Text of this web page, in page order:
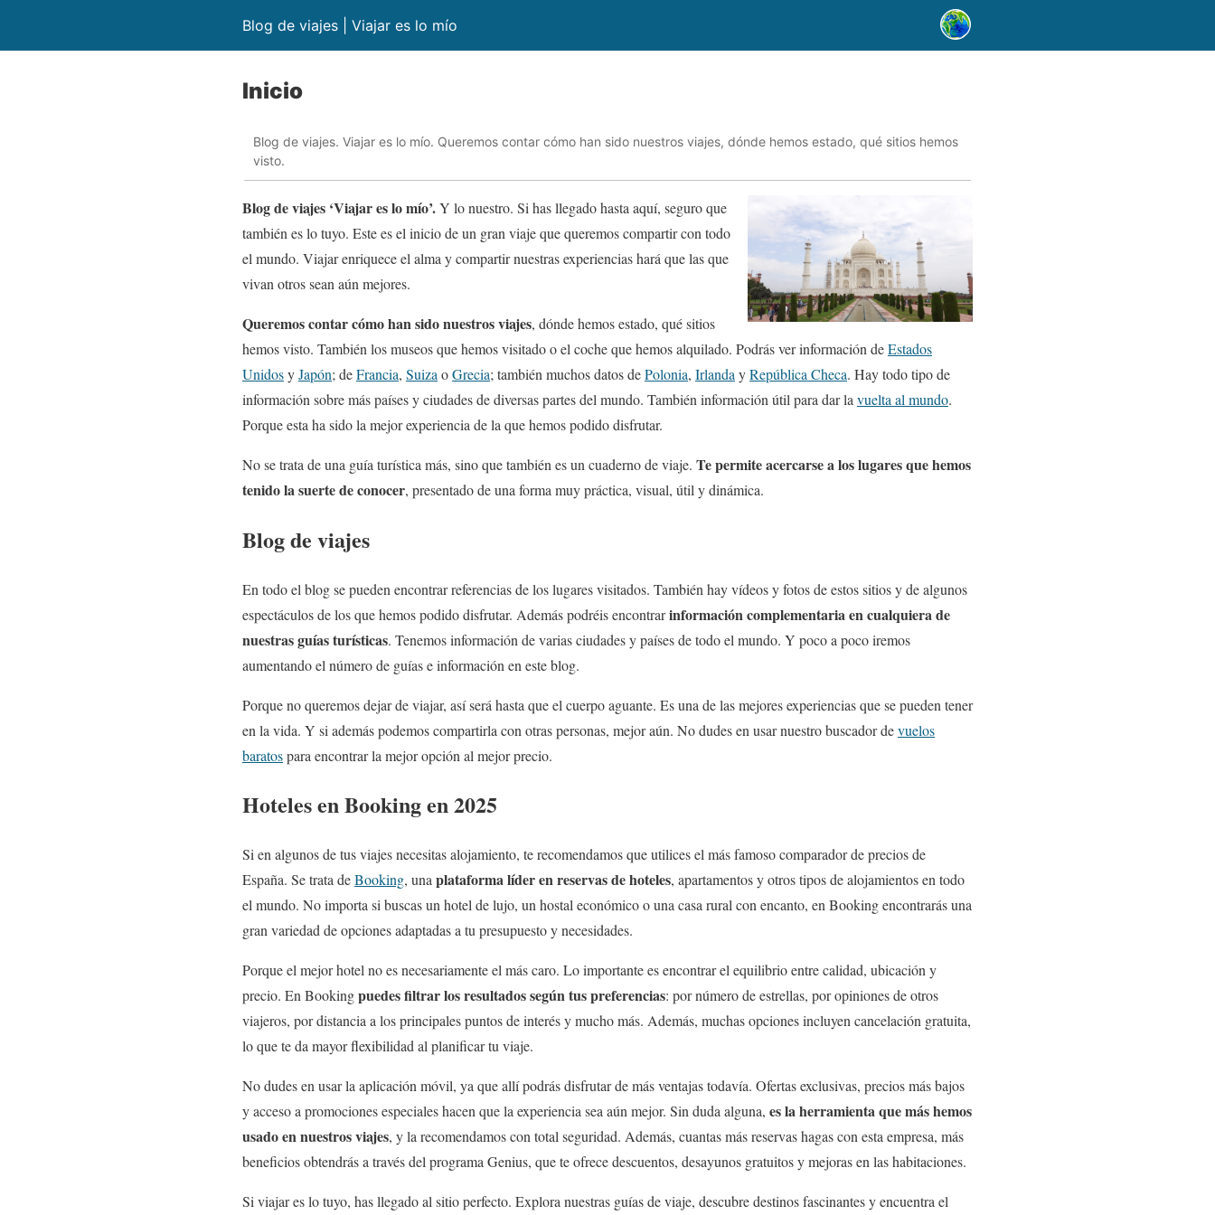
Blog de viajes | Viajar es lo mío
Inicio
Blog de viajes. Viajar es lo mío. Queremos contar cómo han sido nuestros viajes, dónde hemos estado, qué sitios hemos
visto.
Blog de viajes ‘Viajar es lo mío’.Y lo nuestro. Si has llegado hasta aquí, seguro que
también es lo tuyo. Este es el inicio de un gran viaje que queremos compartir con todo
el mundo. Viajar enriquece el alma y compartir nuestras experiencias hará que las que
vivan otros sean aún mejores.
Queremos contar cómo han sido nuestros viajes, dónde hemos estado, qué sitios
hemos visto. También los museos que hemos visitado o el coche que hemos alquilado. Podrás ver información deEstados
UnidosyJapón; deFrancia, Suiza oGrecia; también muchos datos dePolonia, Irlanda yRepública Checa. Hay todo tipo de
información sobre más países y ciudades de diversas partes del mundo. También información útil para dar la vuelta al mundo.
Porque esta ha sido la mejor experiencia de la que hemos podido disfrutar.
No se trata de una guía turística más, sino que también es un cuaderno de viaje. Te permite acercarse a los lugares que hemos
tenido la suerte de conocer, presentado de una forma muy práctica, visual, útil y dinámica.
Blog de viajes
En todo el blog se pueden encontrar referencias de los lugares visitados. También hay vídeos y fotos de estos sitios y de algunos
espectáculos de los que hemos podido disfrutar. Además podréis encontrarinformación complementaria en cualquiera de
nuestras guías turísticas. Tenemos información de varias ciudades y países de todo el mundo. Y poco a poco iremos
aumentando el número de guías e información en este blog.
Porque no queremos dejar de viajar, así será hasta que el cuerpo aguante. Es una de las mejores experiencias que se pueden tener
en la vida. Y si además podemos compartirla con otras personas, mejor aún. No dudes en usar nuestro buscador devuelos
baratospara encontrar la mejor opción al mejor precio.
Hoteles en Booking en 2025
Si en algunos de tus viajes necesitas alojamiento, te recomendamos que utilices el más famoso comparador de precios de
España. Se trata deBooking, unaplataforma líder en reservas de hoteles, apartamentos y otros tipos de alojamientos en todo
el mundo. No importa si buscas un hotel de lujo, un hostal económico o una casa rural con encanto, en Booking encontrarás una
gran variedad de opciones adaptadas a tu presupuesto y necesidades.
Porque el mejor hotel no es necesariamente el más caro. Lo importante es encontrar el equilibrio entre calidad, ubicación y
precio. En Bookingpuedes filtrar los resultados según tus preferencias: por número de estrellas, por opiniones de otros
viajeros, por distancia a los principales puntos de interés y mucho más. Además, muchas opciones incluyen cancelación gratuita,
lo que te da mayor flexibilidad al planificar tu viaje.
No dudes en usar la aplicación móvil, ya que allí podrás disfrutar de más ventajas todavía. Ofertas exclusivas, precios más bajos
y acceso a promociones especiales hacen que la experiencia sea aún mejor. Sin duda alguna, es la herramienta que más hemos
usado en nuestros viajes, y la recomendamos con total seguridad. Además, cuantas más reservas hagas con esta empresa, más
beneficios obtendrás a través del programa Genius, que te ofrece descuentos, desayunos gratuitos y mejoras en las habitaciones.
Si viajar es lo tuyo, has llegado al sitio perfecto. Explora nuestras guías de viaje, descubre destinos fascinantes y encuentra el